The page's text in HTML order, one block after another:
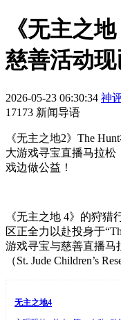
《无主之
慈善活动现
2026-05-23 06:30:34 神
17173 新闻导语
《无主之地2》The
大游戏寻宝直播马拉
戏边做公益！
《无主之地 4》的狩
区正全力以赴投身于
游戏寻宝与慈善直播马
（St. Jude Children’s
无主之地4